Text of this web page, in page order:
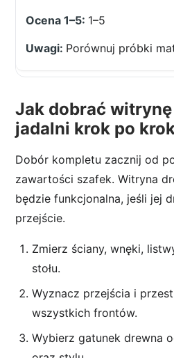
1–5
Porównuj próbki
Jak dobrać
jadalni krok po
Dobór kompletu zacznij od
zawartości szafek. Witryna
będzie funkcjonalna, jeśli jej
przejście.
Zmierz ściany, wnęki,
stołu.
Wyznacz przejścia i
wszystkich frontów.
Wybierz gatunek drewna